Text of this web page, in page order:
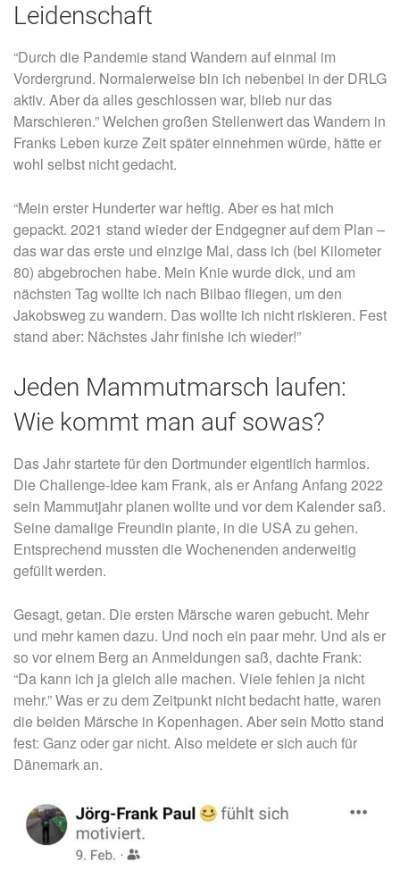
Leidenschaft
“Durch die Pandemie stand Wandern auf einmal im
Vordergrund. Normalerweise bin ich nebenbei in der DRLG
aktiv. Aber da alles geschlossen war, blieb nur das
Marschieren.” Welchen großen Stellenwert das Wandern in
Franks Leben kurze Zeit später einnehmen würde, hätte er
wohl selbst nicht gedacht.
“Mein erster Hunderter war heftig. Aber es hat mich
gepackt. 2021 stand wieder der Endgegner auf dem Plan –
das war das erste und einzige Mal, dass ich (bei Kilometer
80) abgebrochen habe. Mein Knie wurde dick, und am
nächsten Tag wollte ich nach Bilbao fliegen, um den
Jakobsweg zu wandern. Das wollte ich nicht riskieren. Fest
stand aber: Nächstes Jahr finishe ich wieder!”
Jeden Mammutmarsch laufen:
Wie kommt man auf sowas?
Das Jahr startete für den Dortmunder eigentlich harmlos.
Die Challenge-Idee kam Frank, als er Anfang Anfang 2022
sein Mammutjahr planen wollte und vor dem Kalender saß.
Seine damalige Freundin plante, in die USA zu gehen.
Entsprechend mussten die Wochenenden anderweitig
gefüllt werden.
Gesagt, getan. Die ersten Märsche waren gebucht. Mehr
und mehr kamen dazu. Und noch ein paar mehr. Und als er
so vor einem Berg an Anmeldungen saß, dachte Frank:
“Da kann ich ja gleich alle machen. Viele fehlen ja nicht
mehr.” Was er zu dem Zeitpunkt nicht bedacht hatte, waren
die beiden Märsche in Kopenhagen. Aber sein Motto stand
fest: Ganz oder gar nicht. Also meldete er sich auch für
Dänemark an.